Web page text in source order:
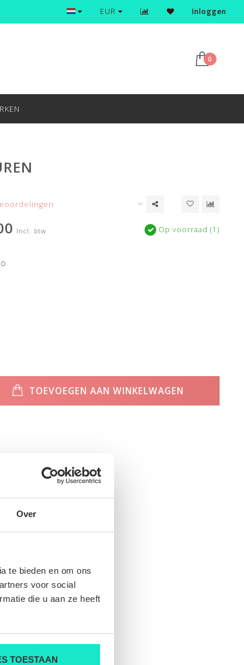
Over
te bieden en om ons
voor social
die u aan ze heeft
TOESTAAN
Ontdek en shop de nieuwste trends
EUR Inloggen
0
Incl. btw Op voorraad (1)
TOEVOEGEN AAN WINKELWAGEN
710B16616001
Nog niet gewaardeerd